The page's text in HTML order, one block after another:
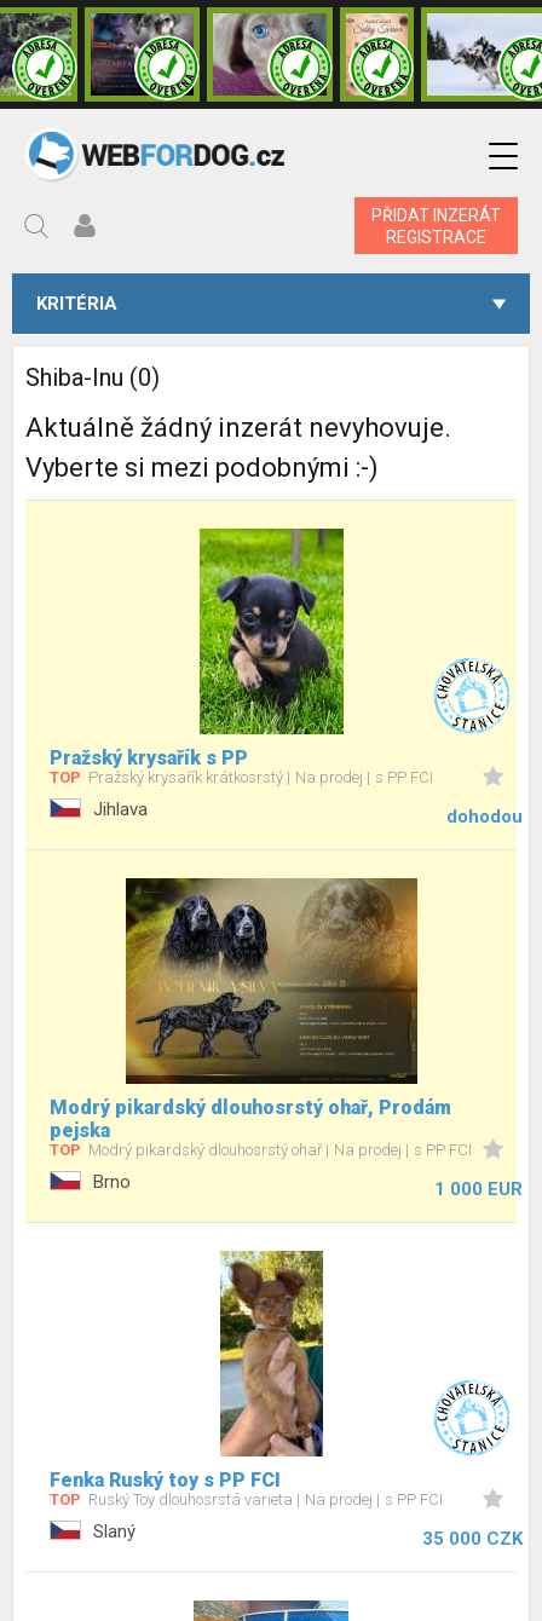
PŘIDAT INZERÁT
REGISTRACE
KRITÉRIA
Shiba-Inu (0)
Aktuálně žádný inzerát nevyhovuje.
Vyberte si mezi podobnými :-)
Pražský krysařík s PP
TOP Pražský krysařík krátkosrstý Na prodej s PP FCI
Jihlava dohodou
Modrý pikardský dlouhosrstý ohař, Prodám
pejska
TOP Modrý pikardský dlouhosrstý ohař Na prodej s PP FCI
Brno 1 000 EUR
Fenka Ruský toy s PP FCI
TOP Ruský Toy dlouhosrstá varieta Na prodej s PP FCI
Slaný 35 000 CZK